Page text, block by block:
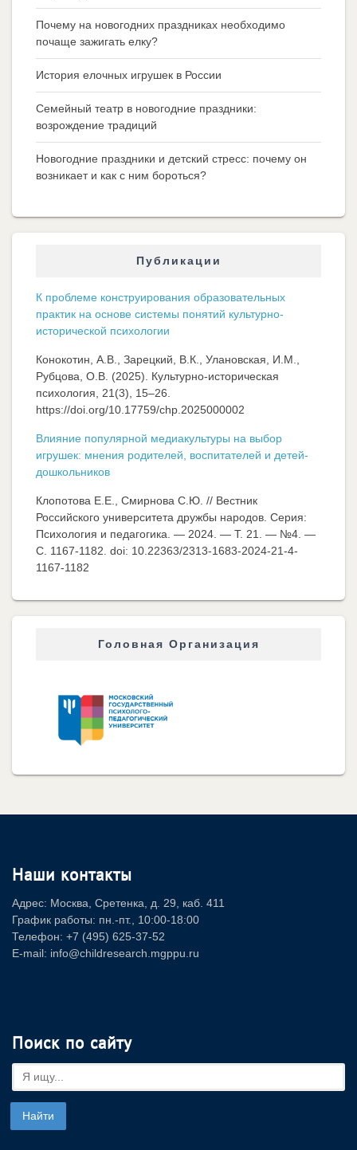
Почему на новогодних праздниках необходимо
почаще зажигать елку?
История елочных игрушек в России
Семейный театр в новогодние праздники:
возрождение традиций
Новогодние праздники и детский стресс: почему он
возникает и как с ним бороться?
Публикации
К проблеме конструирования образовательных
практик на основе системы понятий культурно-
исторической психологии
Конокотин, А.В., Зарецкий, В.К., Улановская, И.М.,
Рубцова, О.В. (2025). Культурно-историческая
психология, 21(3), 15–26.
https://doi.org/10.17759/chp.2025000002
Влияние популярной медиакультуры на выбор
игрушек: мнения родителей, воспитателей и детей-
дошкольников
Клопотова Е.Е., Смирнова С.Ю. // Вестник
Российского университета дружбы народов. Серия:
Психология и педагогика. — 2024. — Т. 21. — №4. —
C. 1167-1182. doi: 10.22363/2313-1683-2024-21-4-
1167-1182
Головная Организация
Наши контакты
Адрес: Москва, Сретенка, д. 29, каб. 411
График работы: пн.-пт., 10:00-18:00
Телефон: +7 (495) 625-37-52
E-mail: info@childresearch.mgppu.ru
Поиск по сайту